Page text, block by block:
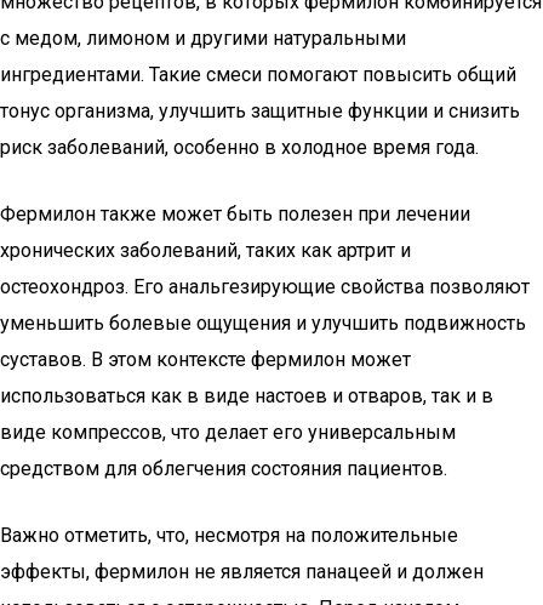
с медом, лимоном и другими натуральными
ингредиентами. Такие смеси помогают повысить общий
тонус организма, улучшить защитные функции и снизить
риск заболеваний, особенно в холодное время года.
Фермилон также может быть полезен при лечении
хронических заболеваний, таких как артрит и
остеохондроз. Его анальгезирующие свойства позволяют
уменьшить болевые ощущения и улучшить подвижность
суставов. В этом контексте фермилон может
использоваться как в виде настоев и отваров, так и в
виде компрессов, что делает его универсальным
средством для облегчения состояния пациентов.
Важно отметить, что, несмотря на положительные
эффекты, фермилон не является панацеей и должен